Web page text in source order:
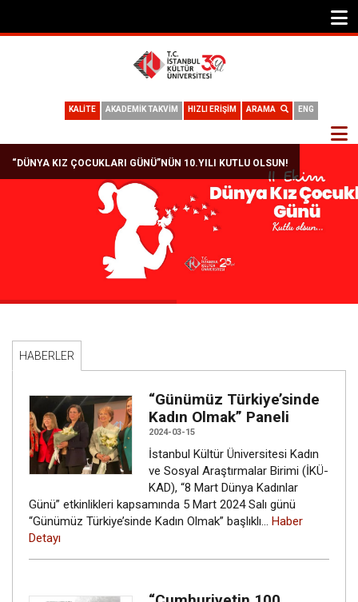
ENG
ARAMA
HIZLI ERİŞİM
AKADEMİK TAKVİM
KALİTE
“DÜNYA KIZ ÇOCUKLARI GÜNÜ”NÜN 10.YILI KUTLU OLSUN!
HABERLER
“Günümüz Türkiye’sinde
Kadın Olmak” Paneli
2024-03-15
İstanbul Kültür Üniversitesi Kadın
ve Sosyal Araştırmalar Birimi (İKÜ-
KAD), “8 Mart Dünya Kadınlar
Günü” etkinlikleri kapsamında 5 Mart 2024 Salı günü
“Günümüz Türkiye’sinde Kadın Olmak” başlıklı… Haber
Detayı